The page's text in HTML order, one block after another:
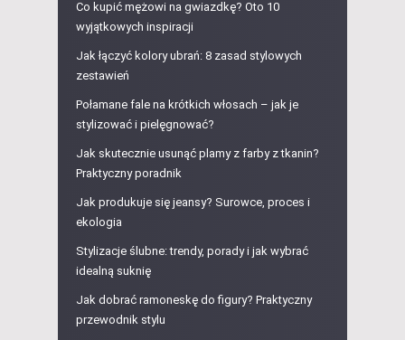
Co kupić mężowi na gwiazdkę? Oto 10
wyjątkowych inspiracji
Jak łączyć kolory ubrań: 8 zasad stylowych
zestawień
Połamane fale na krótkich włosach – jak je
stylizować i pielęgnować?
Jak skutecznie usunąć plamy z farby z tkanin?
Praktyczny poradnik
Jak produkuje się jeansy? Surowce, proces i
ekologia
Stylizacje ślubne: trendy, porady i jak wybrać
idealną suknię
Jak dobrać ramoneskę do figury? Praktyczny
przewodnik stylu